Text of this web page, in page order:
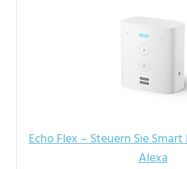
Echo Flex – Steuern Sie
Alexa